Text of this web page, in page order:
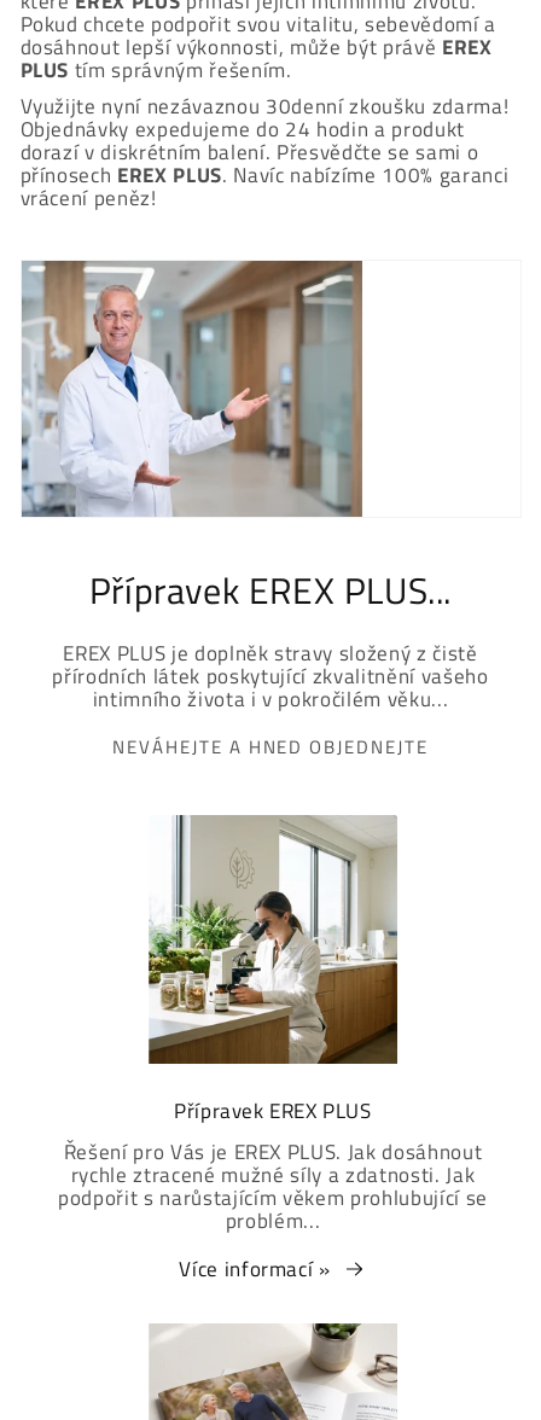
Pokud chcete podpořit svou vitalitu, sebevědomí a
dosáhnout lepší výkonnosti, může být právě EREX
PLUS tím správným řešením.
Využijte nyní nezávaznou 30denní zkoušku zdarma!
Objednávky expedujeme do 24 hodin a produkt
dorazí v diskrétním balení. Přesvědčte se sami o
přínosech EREX PLUS. Navíc nabízíme 100% garanci
vrácení peněz!
Přípravek EREX PLUS...
EREX PLUS je doplněk stravy složený z čistě
přírodních látek poskytující zkvalitnění vašeho
intimního života i v pokročilém věku...
NEVÁHEJTE A HNED OBJEDNEJTE
Přípravek EREX PLUS
Řešení pro Vás je EREX PLUS. Jak dosáhnout
rychle ztracené mužné síly a zdatnosti. Jak
podpořit s narůstajícím věkem prohlubující se
problém...
Více informací »